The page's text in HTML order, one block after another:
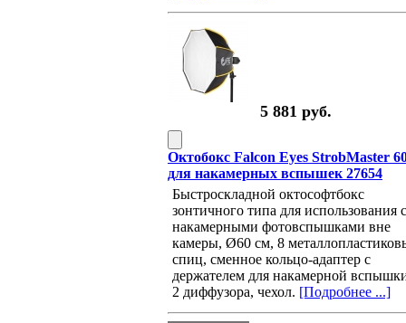
5 881 руб.
Октобокс Falcon Eyes StrobMaster
для накамерных вспышек 27654
Быстроскладной октософтбокс
зонтичного типа для использования с
накамерными фотовспышками вне
камеры, Ø60 см, 8
спиц, сменное кольцо-адаптер с
держателем для накамерной
2 диффузора, чехол. [Подробнее ...]